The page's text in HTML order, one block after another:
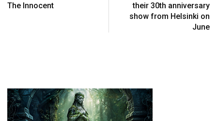
The Innocent
their 30th anniversary
show from Helsinki on
June